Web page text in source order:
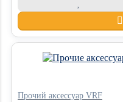
Прочий аксессуар VRF